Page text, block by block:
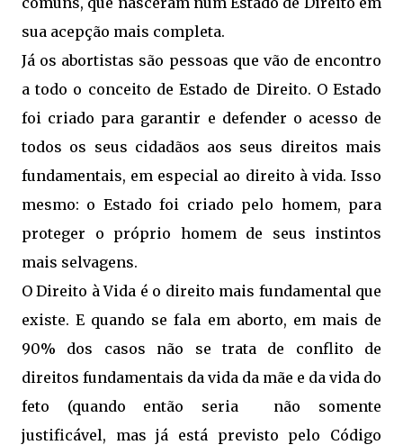
sua acepção mais completa.
Já os abortistas são pessoas que vão de encontro
a todo o conceito de Estado de Direito. O Estado
foi criado para garantir e defender o acesso de
todos os seus cidadãos aos seus direitos mais
fundamentais, em especial ao direito à vida. Isso
mesmo: o Estado foi criado pelo homem, para
proteger o próprio homem de seus instintos
mais selvagens.
O Direito à Vida é o direito mais fundamental que
existe. E quando se fala em aborto, em mais de
90% dos casos não se trata de conflito de
direitos fundamentais da vida da mãe e da vida do
feto (quando então seria não somente
justificável, mas já está previsto pelo Código